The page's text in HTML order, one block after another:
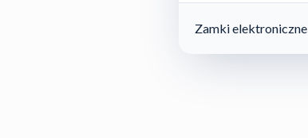
Zamki elektroniczne